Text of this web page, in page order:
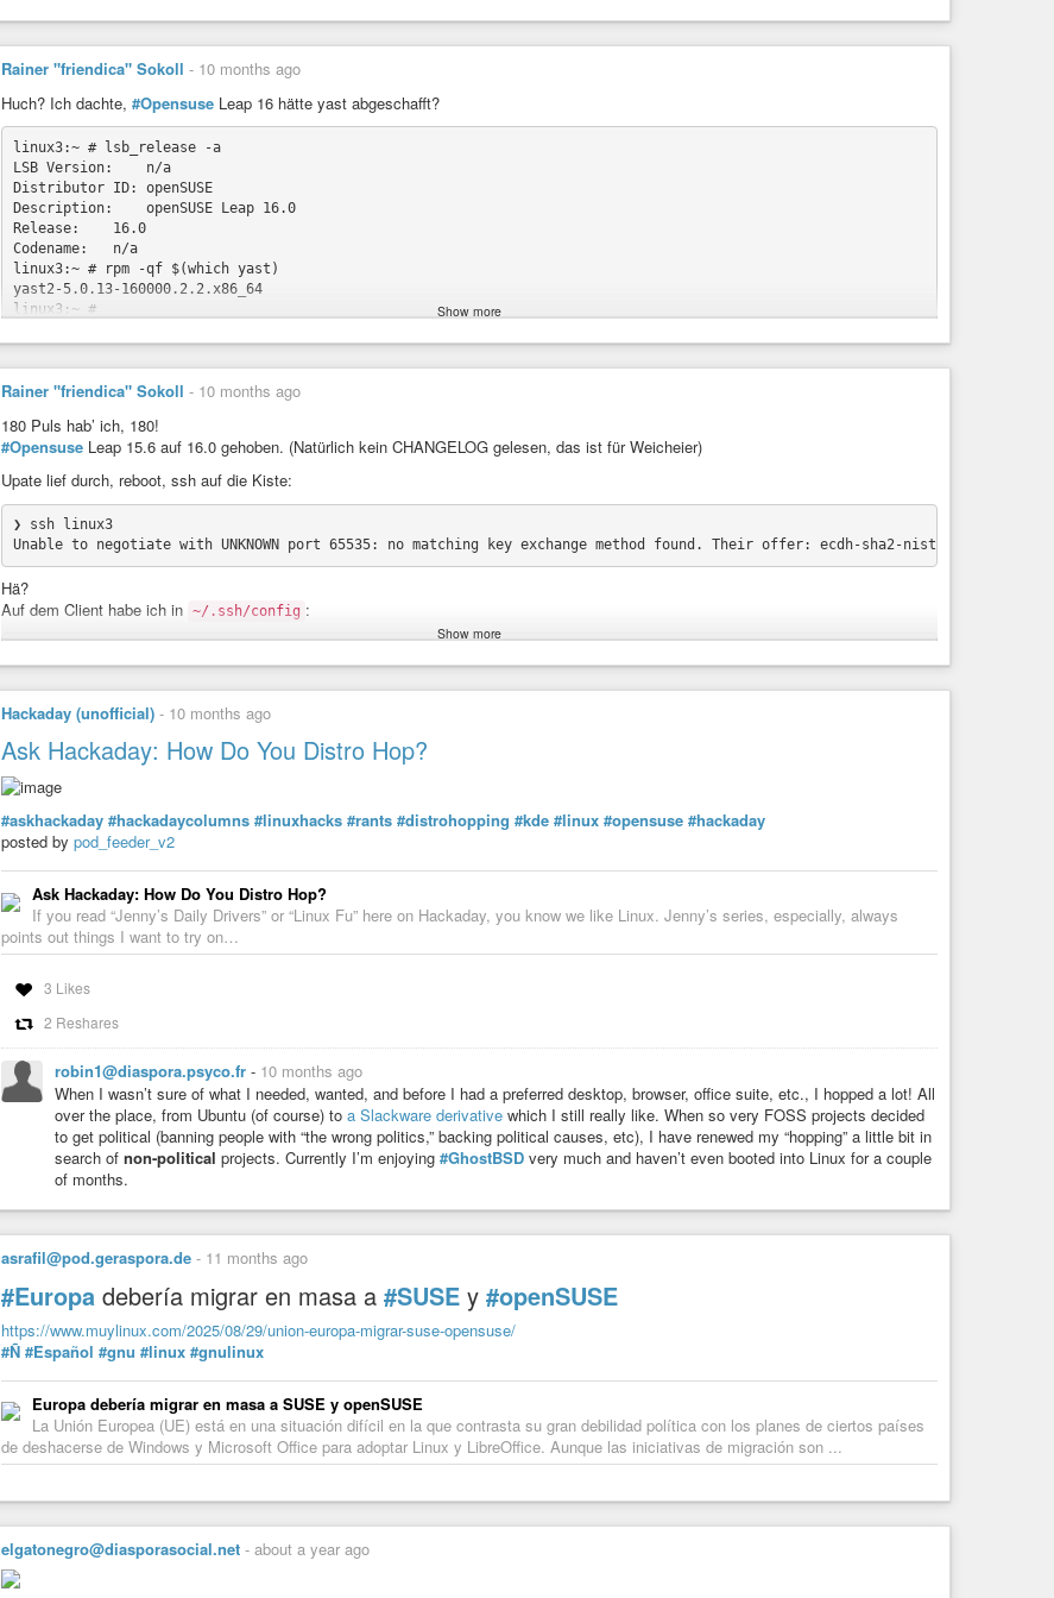
Also eigentlch ist #Linuxja ganz easy 😉
Rainer "friendica" Sokoll - 10 months ago
Huch? Ich dachte, #Opensuse Leap 16 hätte yast abgeschafft?
linux3:~ # lsb_release -a
LSB Version:    n/a
Distributor ID: openSUSE
Description:    openSUSE Leap 16.0
Release:    16.0
Codename:   n/a
linux3:~ # rpm -qf $(which yast)
yast2-5.0.13-160000.2.2.x86_64
linux3:~ #
#linux
Show more
Rainer "friendica" Sokoll - 10 months ago
180 Puls hab’ ich, 180!
#Opensuse Leap 15.6 auf 16.0 gehoben. (Natürlich kein CHANGELOG gelesen, das ist für Weicheier)
Upate lief durch, reboot, ssh auf die Kiste:
❯ ssh linux3
Hä?
Auf dem Client habe ich in ~/.ssh/config :
Gut, schreibe ich eben dasselbe auf dem Server in
rein. Moment, wieso gibts die nicht??? Na egal, aus dem
Backup rausgeholt ist sie wieder da und ich schreibe meine gewünschten Kex algos rein:
linux3:~ # grep ^Kex /etc/ssh/sshd_config
Reboot, sicher ist sicher.
❯ ssh linux3
WTF???
Nun gut.
sshd_config erneut angepaßt, Reboot, geht immer noch nicht. Selbe Fehlermeldung.
Ich werde leicht gereizt, erstmal Tee. Ich kenne da ein tolles Tee-Protokoll: SFTFGFOP
(SpecialFineTippyGoldenFloweryOrangeProtocol).
Puls ist runter auf 179, es kann weitergehen.
# This system is following system-wide crypto policy. The changes to
# crypto properties (Ciphers, MACs, ...) will not have any effect in
# this or following included files. To override some configuration option,
# write it before this block or include it before this file.
# Please, see manual pages for update-crypto-policies(8) and sshd_config(5).
Ist denn die ganze Welt verrückt geworden? Bin ich denn der einzige, dem Regeln noch etwas bedeuten???Ich habe fertig.
#Linux
Show more
Hackaday (unofficial) - 10 months ago
Ask Hackaday: How Do You Distro Hop?
#askhackaday #hackadaycolumns #linuxhacks #rants #distrohopping #kde #linux #opensuse #hackaday
posted by pod_feeder_v2
Ask Hackaday: How Do You Distro Hop?
If you read “Jenny’s Daily Drivers” or “Linux Fu” here on Hackaday, you know we like Linux. Jenny’s series, especially, always
points out things I want to try on…
3 Likes
2 Reshares
robin1@diaspora.psyco.fr - 10 months ago
When I wasn’t sure of what I needed, wanted, and before I had a preferred desktop, browser, office suite, etc., I hopped a lot! All
over the place, from Ubuntu (of course) to a Slackware derivative which I still really like. When so very FOSS projects decided
to get political (banning people with “the wrong politics,” backing political causes, etc), I have renewed my “hopping” a little bit in
search of non-political projects. Currently I’m enjoying #GhostBSD very much and haven’t even booted into Linux for a couple
of months.
asrafil@pod.geraspora.de - 11 months ago
#Europa debería migrar en masa a #SUSE y #openSUSE
https://www.muylinux.com/2025/08/29/union-europa-migrar-suse-opensuse/
#Ñ #Español #gnu #linux #gnulinux
Europa debería migrar en masa a SUSE y openSUSE
La Unión Europea (UE) está en una situación difícil en la que contrasta su gran debilidad política con los planes de ciertos países
de deshacerse de Windows y Microsoft Office para adoptar Linux y LibreOffice. Aunque las iniciativas de migración son ...
elgatonegro@diasporasocial.net - about a year ago